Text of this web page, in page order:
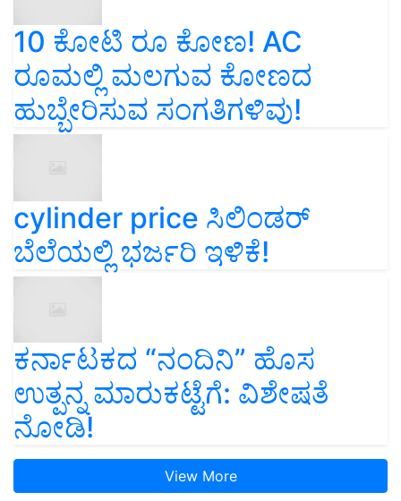
10 ಕೋಟಿ ರೂ ಕೋಣ! AC
ರೂಮಲ್ಲಿ ಮಲಗುವ ಕೋಣದ
ಹುಬ್ಬೇರಿಸುವ ಸಂಗತಿಗಳಿವು!
cylinder price ಸಿಲಿಂಡರ್‌
ಬೆಲೆಯಲ್ಲಿ ಭರ್ಜರಿ ಇಳಿಕೆ!
ಕರ್ನಾಟಕದ “ನಂದಿನಿ” ಹೊಸ
ಉತ್ಪನ್ನ ಮಾರುಕಟ್ಟೆಗೆ: ವಿಶೇಷತೆ
ನೋಡಿ!